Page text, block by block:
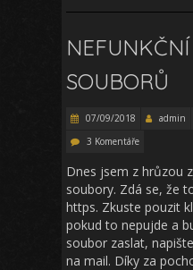
SOUBORŮ
07/09/2018 admin
3 Komentáře
Dnes jsem z hrůzou
soubory. Zdá se, že
https. Zkuste pouzit
pokud to nepujde a
soubor zaslat,
na mail. Díky za